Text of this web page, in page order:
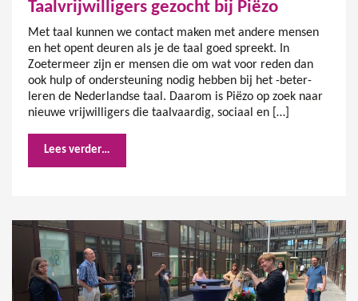
Taalvrijwilligers gezocht bij Piëzo
Met taal kunnen we contact maken met andere mensen
en het opent deuren als je de taal goed spreekt. In
Zoetermeer zijn er mensen die om wat voor reden dan
ook hulp of ondersteuning nodig hebben bij het -beter-
leren de Nederlandse taal. Daarom is Piëzo op zoek naar
nieuwe vrijwilligers die taalvaardig, sociaal en […]
Lees verder…